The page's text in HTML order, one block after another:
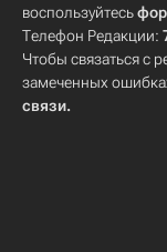
воспользуйтесь
Телефон Редакции:
Чтобы связаться с
замеченных
связи.